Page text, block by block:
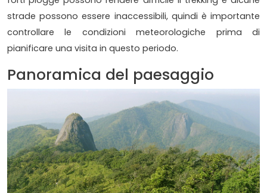
strade possono essere inaccessibili, quindi è importante
controllare le condizioni meteorologiche prima di
pianificare una visita in questo periodo.
Panoramica del paesaggio